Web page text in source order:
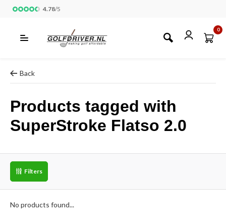
4.78/5
0
Back
Products tagged with
SuperStroke Flatso 2.0
Filters
No products found...